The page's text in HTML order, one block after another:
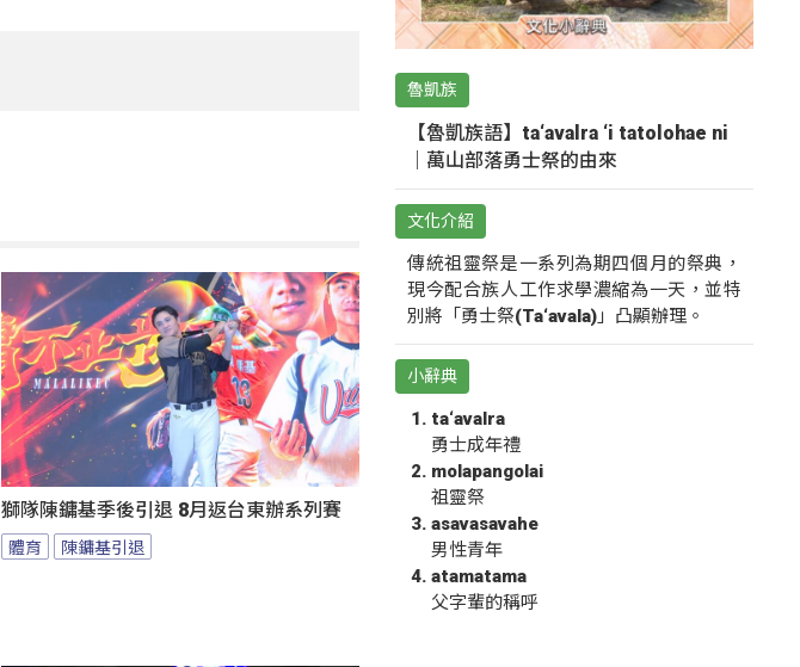
獅隊陳鏞基季後引退 8月返台東辦系列賽
體育 陳鏞基引退
魯凱族
【魯凱族語】ta‘avalra ‘i tatolohae ni
｜萬山部落勇士祭的由來
文化介紹
傳統祖靈祭是一系列為期四個月的祭典，
現今配合族人工作求學濃縮為一天，並特
別將「勇士祭(Ta‘avala)」凸顯辦理。
小辭典
ta‘avalra
勇士成年禮
molapangolai
祖靈祭
asavasavahe
男性青年
atamatama
父字輩的稱呼